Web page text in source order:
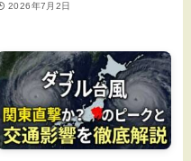
2026年7月2日